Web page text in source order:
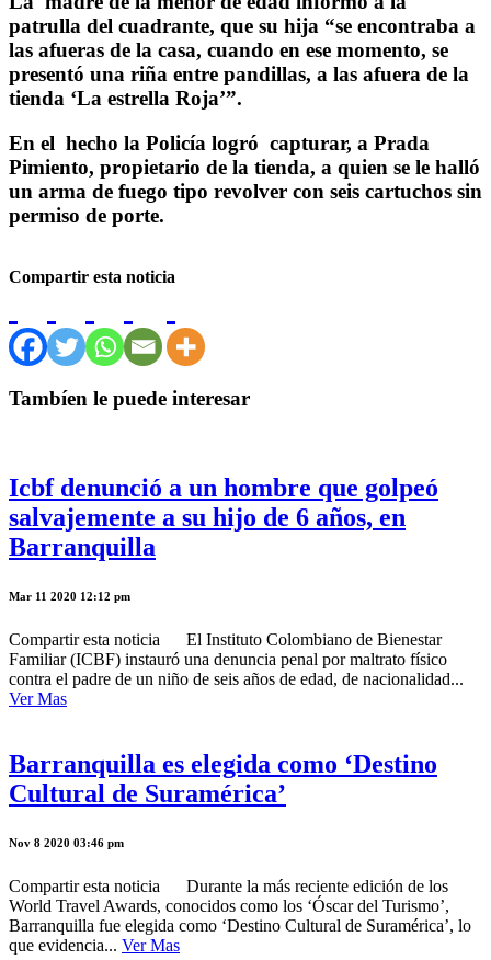
patrulla del cuadrante, que su hija “se encontraba a
las afueras de la casa, cuando en ese momento, se
presentó una riña entre pandillas, a las afuera de la
tienda ‘La estrella Roja’”.
En el hecho la Policía logró capturar, a Prada
Pimiento, propietario de la tienda, a quien se le halló
un arma de fuego tipo revolver con seis cartuchos sin
permiso de porte.
Compartir esta noticia
Tambíen le puede interesar
Icbf denunció a un hombre que golpeó
salvajemente a su hijo de 6 años, en
Barranquilla
Mar 11 2020 12:12 pm
Compartir esta noticia El Instituto Colombiano de Bienestar
Familiar (ICBF) instauró una denuncia penal por maltrato físico
contra el padre de un niño de seis años de edad, de nacionalidad...
Ver Mas
Barranquilla es elegida como ‘Destino
Cultural de Suramérica’
Nov 8 2020 03:46 pm
Compartir esta noticia Durante la más reciente edición de los
World Travel Awards, conocidos como los ‘Óscar del Turismo’,
Barranquilla fue elegida como ‘Destino Cultural de Suramérica’, lo
que evidencia... Ver Mas